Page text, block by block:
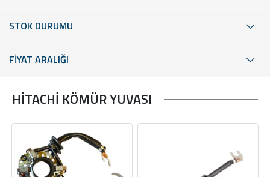
STOK DURUMU
FİYAT ARALIĞI
HİTACHİ KÖMÜR YUVASI